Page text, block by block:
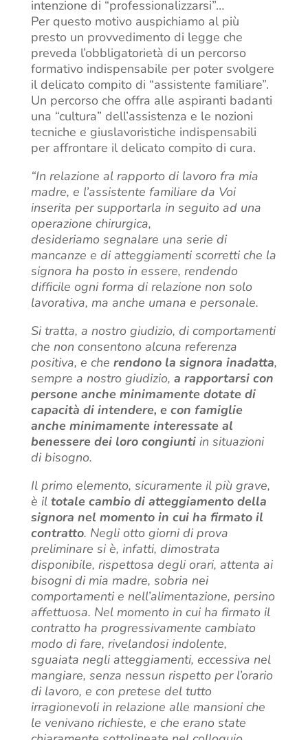
intenzione di “professionalizzarsi”…
Per questo motivo auspichiamo al più
presto un provvedimento di legge che
preveda l’obbligatorietà di un percorso
formativo indispensabile per poter svolgere
il delicato compito di “assistente familiare”.
Un percorso che offra alle aspiranti badanti
una “cultura” dell’assistenza e le nozioni
tecniche e giuslavoristiche indispensabili
per affrontare il delicato compito di cura.
“In relazione al rapporto di lavoro fra mia
madre, e l’assistente familiare da Voi
inserita per supportarla in seguito ad una
operazione chirurgica,
desideriamo segnalare una serie di
mancanze e di atteggiamenti scorretti che la
signora ha posto in essere, rendendo
difficile ogni forma di relazione non solo
lavorativa, ma anche umana e personale.
Si tratta, a nostro giudizio, di comportamenti
che non consentono alcuna referenza
positiva, e che rendono la signora inadatta,
sempre a nostro giudizio, a rapportarsi con
persone anche minimamente dotate di
capacità di intendere, e con famiglie
anche minimamente interessate al
benessere dei loro congiunti in situazioni
di bisogno.
Il primo elemento, sicuramente il più grave,
è il totale cambio di atteggiamento della
signora nel momento in cui ha firmato il
contratto. Negli otto giorni di prova
preliminare si è, infatti, dimostrata
disponibile, rispettosa degli orari, attenta ai
bisogni di mia madre, sobria nei
comportamenti e nell’alimentazione, persino
affettuosa. Nel momento in cui ha firmato il
contratto ha progressivamente cambiato
modo di fare, rivelandosi indolente,
sguaiata negli atteggiamenti, eccessiva nel
mangiare, senza nessun rispetto per l’orario
di lavoro, e con pretese del tutto
irragionevoli in relazione alle mansioni che
le venivano richieste, e che erano state